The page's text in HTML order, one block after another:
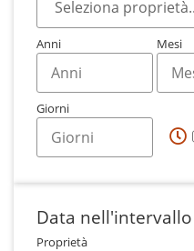
Anni Mesi
Giorni
Data nell'intervallo
Proprietà